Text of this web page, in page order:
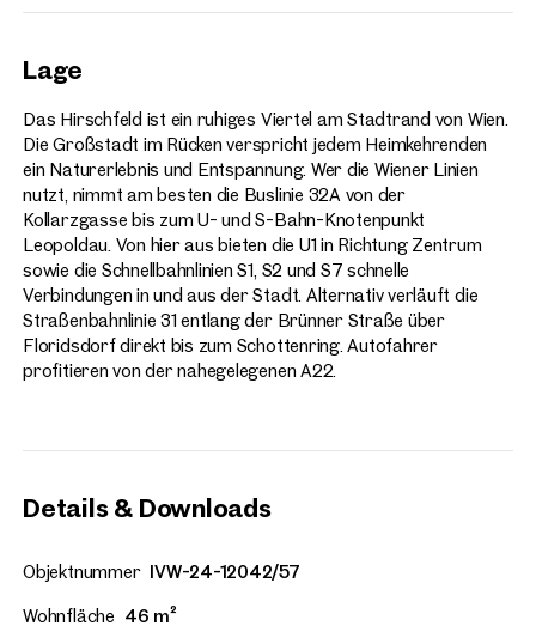
Lage
Das Hirschfeld ist ein ruhiges Viertel am Stadtrand von Wien.
Die Großstadt im Rücken verspricht jedem Heimkehrenden
ein Naturerlebnis und Entspannung. Wer die Wiener Linien
nutzt, nimmt am besten die Buslinie 32A von der
Kollarzgasse bis zum U- und S-Bahn-Knotenpunkt
Leopoldau. Von hier aus bieten die U1 in Richtung Zentrum
sowie die Schnellbahnlinien S1, S2 und S7 schnelle
Verbindungen in und aus der Stadt. Alternativ verläuft die
Straßenbahnlinie 31 entlang der Brünner Straße über
Floridsdorf direkt bis zum Schottenring. Autofahrer
profitieren von der nahegelegenen A22.
Details & Downloads
Objektnummer IVW-24-12042/57
Wohnfläche 46 m²